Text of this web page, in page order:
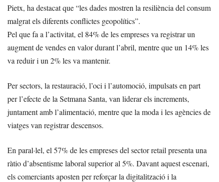
Pietx, ha destacat que “les dades mostren la resiliència del consum
malgrat els diferents conflictes geopolítics”.
Pel que fa a l’activitat, el 84% de les empreses va registrar un
augment de vendes en valor durant l’abril, mentre que un 14% les
va reduir i un 2% les va mantenir.
Per sectors, la restauració, l’oci i l’automoció, impulsats en part
per l’efecte de la Setmana Santa, van liderar els increments,
juntament amb l’alimentació, mentre que la moda i les agències de
viatges van registrar descensos.
En paral·lel, el 57% de les empreses del sector retail presenta una
ràtio d’absentisme laboral superior al 5%. Davant aquest escenari,
els comerciants aposten per reforçar la digitalització i la